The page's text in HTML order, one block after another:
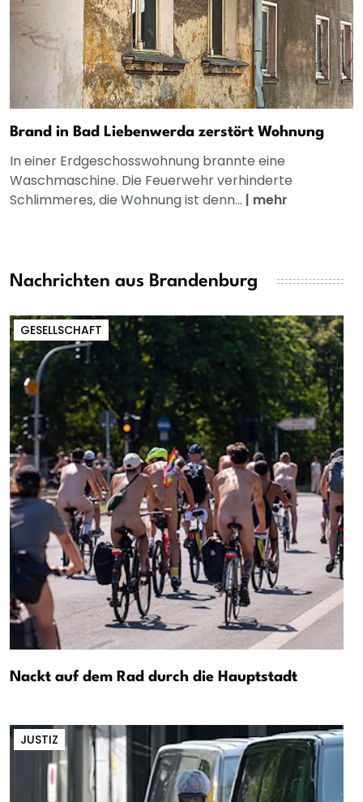
Brand in Bad Liebenwerda zerstört Wohnung
In einer Erdgeschosswohnung brannte eine
Waschmaschine. Die Feuerwehr verhinderte
Schlimmeres, die Wohnung ist denn... | mehr
Nachrichten aus Brandenburg
GESELLSCHAFT
Nackt auf dem Rad durch die Hauptstadt
JUSTIZ